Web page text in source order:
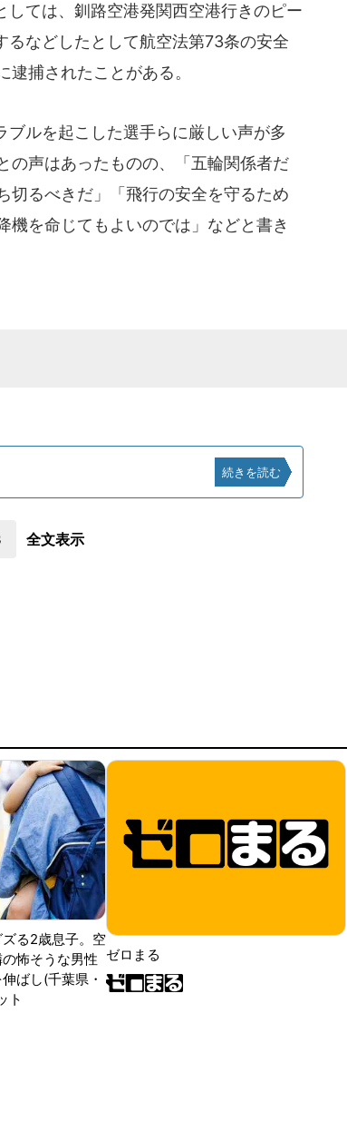
ては、釧路空港発関西空港行きのピー
などしたとして航空法第73条の安全
捕されたことがある。
ルを起こした選手らに厳しい声が多
の声はあったものの、「五輪関係者だ
切るべきだ」「飛行の安全を守るため
機を命じてもよいのでは」などと書き
続きを読む
全文表示
る2歳息子。空
怖そうな男性
ばし(千葉県・
ト
ゼロまる